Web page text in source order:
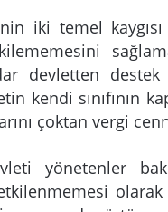
iki temel
devletten
kendi sınıfının
çoktan vergi
yönetenler